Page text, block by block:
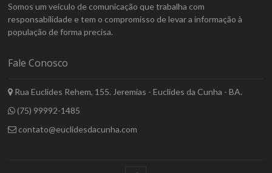
Somos um veículo de comunicação que trabalha com
responsabilidade e tem o compromisso de levar a informação à
população de forma precisa.
Fale Conosco
Rua Euclides Rehem, 155. Jeremias - Euclides da Cunha - BA.
(75) 99992-1485
contato@euclidesdacunha.com